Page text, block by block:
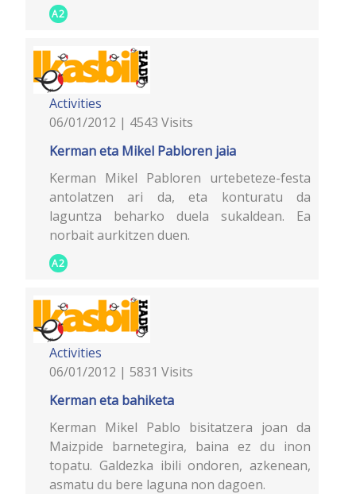
A2
Activities
06/01/2012 | 4543 Visits
Kerman eta Mikel Pabloren jaia
Kerman Mikel Pabloren urtebeteze-festa
antolatzen ari da, eta konturatu da
laguntza beharko duela sukaldean. Ea
norbait aurkitzen duen.
A2
Activities
06/01/2012 | 5831 Visits
Kerman eta bahiketa
Kerman Mikel Pablo bisitatzera joan da
Maizpide barnetegira, baina ez du inon
topatu. Galdezka ibili ondoren, azkenean,
asmatu du bere laguna non dagoen.